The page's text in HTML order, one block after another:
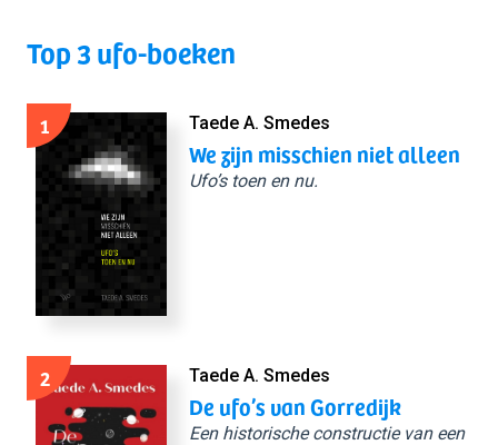
Top 3 ufo-boeken
1 Taede A. Smedes
We zijn misschien niet alleen
Ufo’s toen en nu.
2 Taede A. Smedes
De ufo’s van Gorredijk
Een historische constructie van een